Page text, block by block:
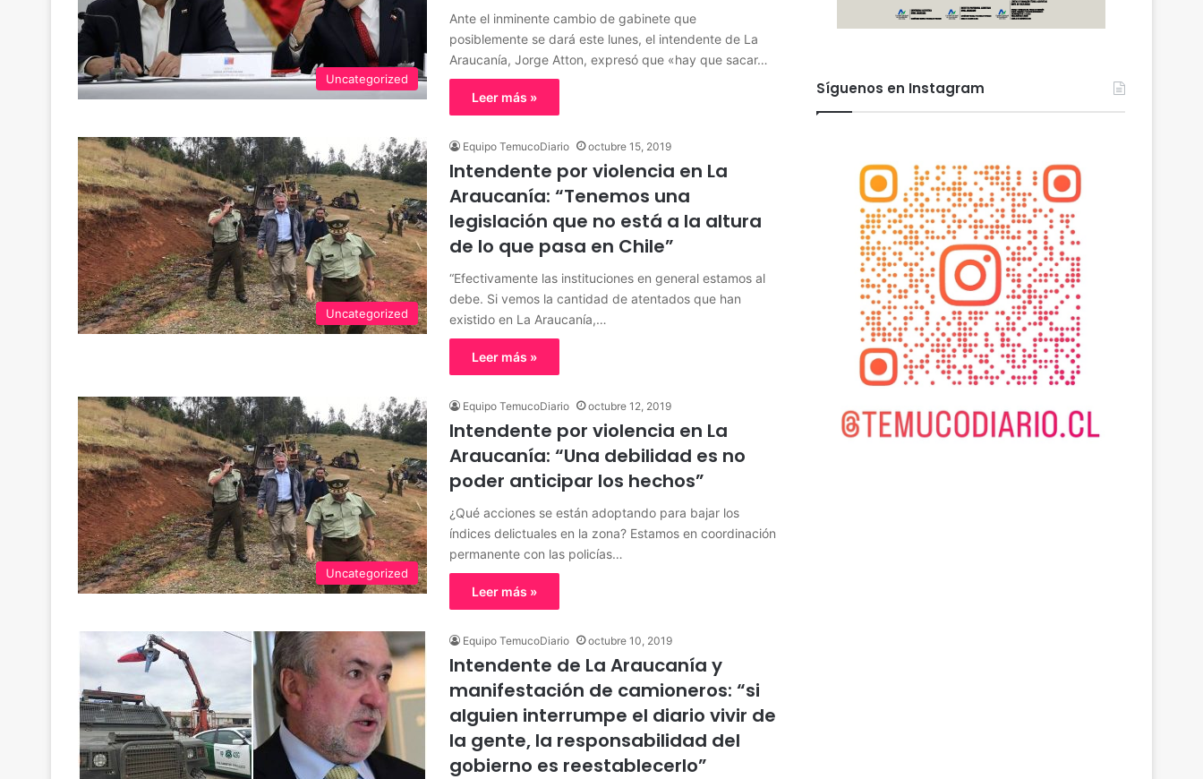
Uncategorized
Ante el inminente cambio de gabinete que
posiblemente se dará este lunes, el intendente de La
Araucanía, Jorge Atton, expresó que «hay que sacar…
Leer más »
Uncategorized
Equipo TemucoDiario octubre 15, 2019
Intendente por violencia en La
Araucanía: “Tenemos una
legislación que no está a la altura
de lo que pasa en Chile”
“Efectivamente las instituciones en general estamos al
debe. Si vemos la cantidad de atentados que han
existido en La Araucanía,…
Leer más »
Uncategorized
Equipo TemucoDiario octubre 12, 2019
Intendente por violencia en La
Araucanía: “Una debilidad es no
poder anticipar los hechos”
¿Qué acciones se están adoptando para bajar los
índices delictuales en la zona? Estamos en coordinación
permanente con las policías…
Leer más »
Equipo TemucoDiario octubre 10, 2019
Intendente de La Araucanía y
manifestación de camioneros: “si
alguien interrumpe el diario vivir de
la gente, la responsabilidad del
gobierno es reestablecerlo”
Síguenos en Instagram